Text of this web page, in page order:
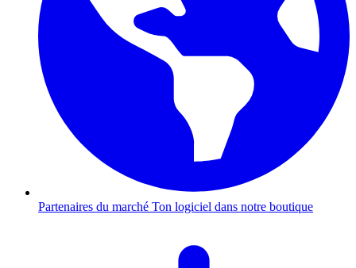
Partenaires du marché Ton logiciel dans notre boutique